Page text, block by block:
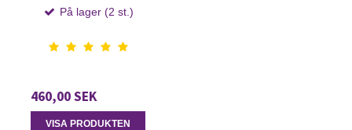
På lager (2 st.)
460,00 SEK
VISA PRODUKTEN